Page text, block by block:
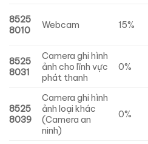
8525
8010
Webcam 15%
8525
8031
Camera ghi hình
ảnh cho lĩnh vực
phát thanh
0%
8525
8039
Camera ghi hình
ảnh loại khác
(Camera an
ninh)
0%